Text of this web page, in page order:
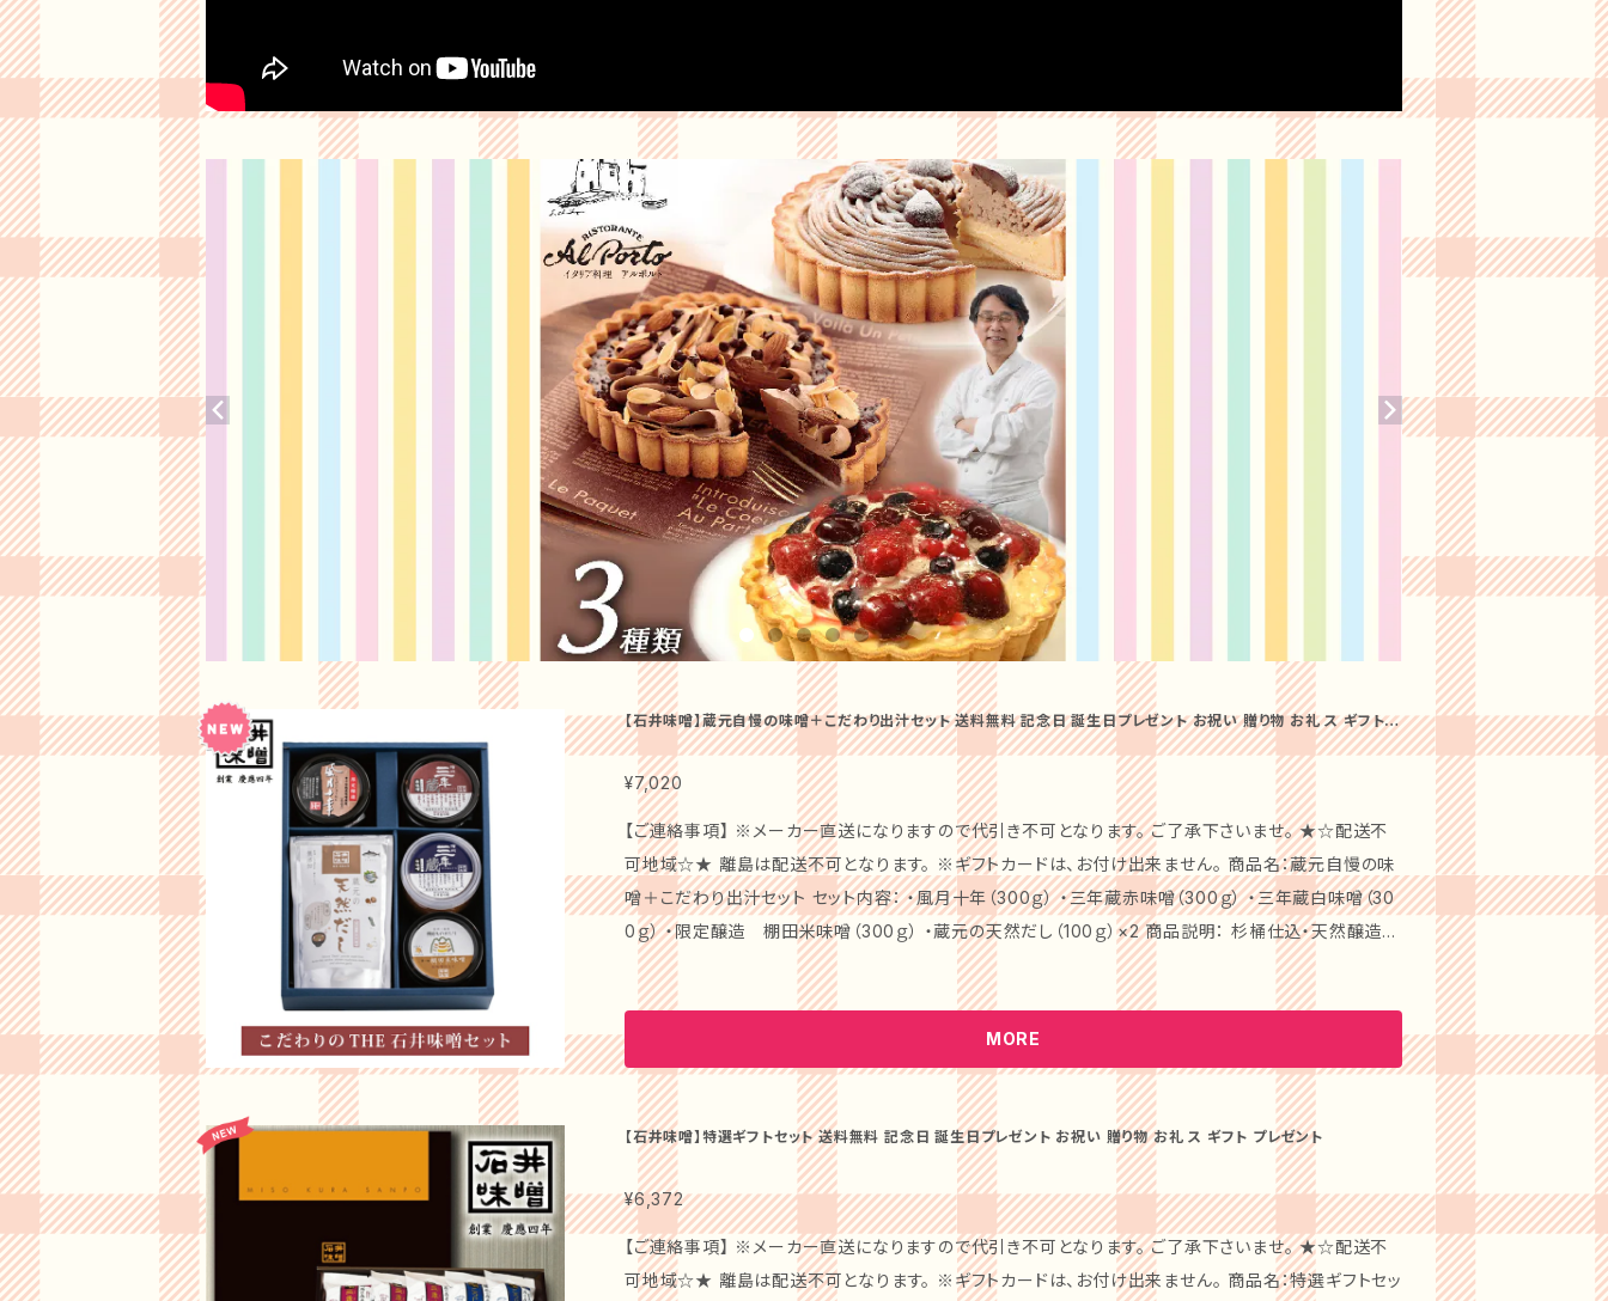
【石井味噌】蔵元自慢の味噌＋こだわり出汁セット 送料無料 記念日 誕生日プレゼント お祝い 贈り物 お礼 ス ギフト
プレゼント
¥7,020
【ご連絡事項】 ※メーカー直送になりますので代引き不可となります。 ご了承下さいませ。 ★☆配送不
可地域☆★ 離島は配送不可となります。 ※ギフトカードは、お付け出来ません。 商品名：蔵元自慢の味
噌＋こだわり出汁セット セット内容： ・風月十年（300ｇ） ・三年蔵赤味噌（300ｇ） ・三年蔵白味噌（30
0ｇ） ・限定醸造 棚田米味噌（300ｇ） ・蔵元の天然だし（100ｇ）×2 商品説明： 杉桶仕込・天然醸造の
石井味噌自慢の熟成味噌が勢揃い。 三年熟成の「三年蔵赤味噌」、一年熟成の「三年蔵白味噌」、粒の食
感が美味しい「棚田米味噌」、十年味噌をブレンドした「風月十年」にこだわりの「蔵元の天然だし」をセッ
味わいと香ばしさが引き立て合い、家庭料理を一段と美味しく仕上げます。 この味噌＋出汁セットは、厳
選した原材料を使用し、手間を惜しまず心を込めて作られた自慢の逸品です。調和の取れた風味は、す
べての料理に深い旨味を加え、毎日の食卓を豊かに彩ります。 【特別なシーンを演出します！】 このセッ
トは、記念日やお祝いの場にぴったりです。高品質な素材と伝統的な製法にこだわった味噌と出汁は、大
切な方への贈り物やお礼の品として大変喜ばれます。家庭での味を一層引き立てる、美味しい体験をお
届けします。 【安心して楽しめる！】 こだわりの素材を使用し、無添加で健康に配慮した製品ですので、安
心してお楽しみいただけます。毎日の食事だけでなく、特別な日にもぴったりの贈り物になります。 【ギフ
MORE
【石井味噌】特選ギフトセット 送料無料 記念日 誕生日プレゼント お祝い 贈り物 お礼 ス ギフト プレゼント
¥6,372
【ご連絡事項】 ※メーカー直送になりますので代引き不可となります。 ご了承下さいませ。 ★☆配送不
可地域☆★ 離島は配送不可となります。 ※ギフトカードは、お付け出来ません。 商品名：特選ギフトセッ